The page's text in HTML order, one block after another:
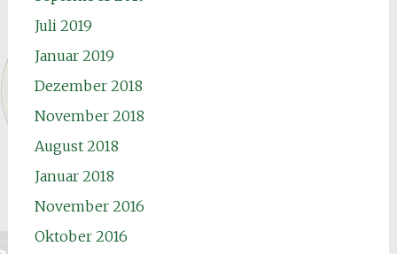
Juli 2019
Januar 2019
Dezember 2018
November 2018
August 2018
Januar 2018
November 2016
Oktober 2016